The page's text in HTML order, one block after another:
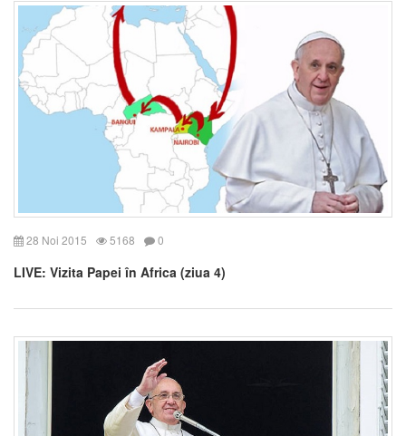
28 Noi 2015 5168 0
LIVE: Vizita Papei în Africa (ziua 4)